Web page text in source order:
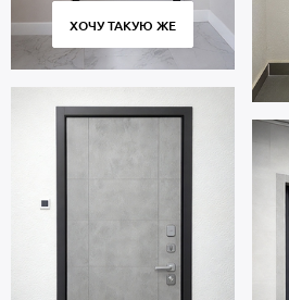
ХОЧУ ТАКУЮ ЖЕ